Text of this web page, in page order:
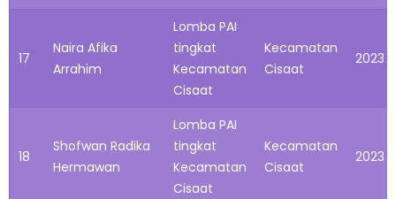
17
Naira Afika
Arrahim
Lomba PAI
tingkat
Kecamatan
Cisaat
Kecamatan
Cisaat
2023
18
Shofwan Radika
Hermawan
Lomba PAI
tingkat
Kecamatan
Cisaat
Kecamatan
Cisaat
2023